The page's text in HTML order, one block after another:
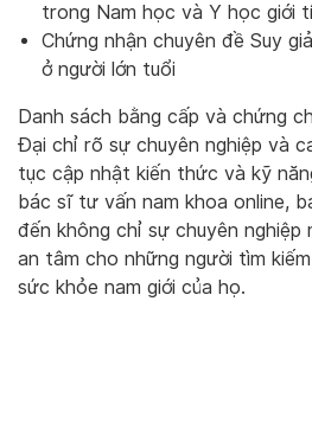
trong Nam học và Y học giới
Chứng nhận chuyên đề Suy
ở người lớn tuổi
Danh sách bằng cấp và chứng
Đại chỉ rõ sự chuyên nghiệp và
tục cập nhật kiến thức và kỹ
bác sĩ tư vấn nam khoa online,
đến không chỉ sự chuyên
an tâm cho những người tìm
sức khỏe nam giới của họ.